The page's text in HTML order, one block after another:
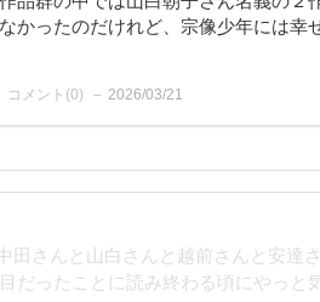
かったのだけれど、宗像少年には幸
コメント(0) 2026/03/21
田さんと山白さんと越前さんと安達
だったことに読み終わる頃にやっと